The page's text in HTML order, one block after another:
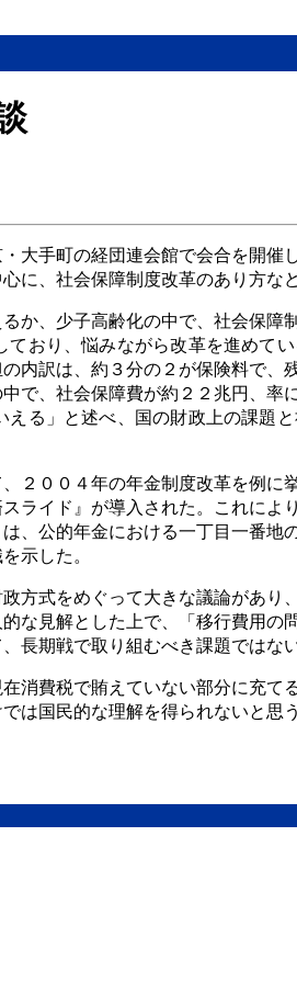
大手町の経団連会館で会合を開催
、社会保障制度改革のあり方な
か、少子高齢化の中で、社会保
おり、悩みながら改革を進めて
内訳は、約３分の２が保険料で
で、社会保障費が約２２兆円、
る」と述べ、国の財政上の課題
２００４年の年金制度改革を例
ライド』が導入された。これに
、公的年金における一丁目一番
示した。
方式をめぐって大きな議論があ
な見解とした上で、「移行費用
長期戦で取り組むべき課題ではな
消費税で賄えていない部分に充
は国民的な理解を得られないと